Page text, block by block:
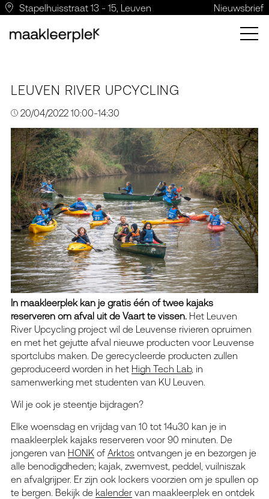
Stapelhuisstraat 13 - 15, Leuven Nieuwsbrief
LEUVEN RIVER UPCYCLING
20/04/2022 10:00-14:30
In maakleerplek kan je gratis één of twee kajaks
reserveren om afval uit de Vaart te vissen.Het Leuven
River Upcycling project wil de Leuvense rivieren opruimen
en met het gejutte afval nieuwe producten voor Leuvense
sportclubs maken. De gerecycleerde producten zullen
geproduceerd worden in het High Tech Lab, in
samenwerking met studenten van KU Leuven.
Wil je ook je steentje bijdragen?
Elke woensdag en vrijdag van 10 tot 14u30 kan je in
maakleerplek kajaks reserveren voor 90 minuten. De
jongeren van HONK of Arktosontvangen je en bezorgen je
alle benodigdheden; kajak, zwemvest, peddel, vuilniszak
en afvalgrijper. Er zijn ook lockers voorzien om je spullen op
te bergen. Bekijk de kalendervan maakleerplek en ontdek